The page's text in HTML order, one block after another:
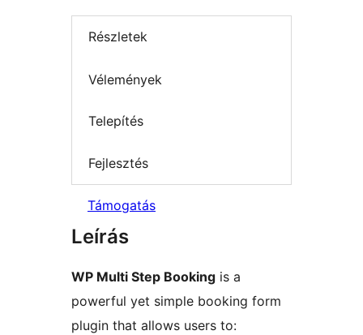
Részletek
Vélemények
Telepítés
Fejlesztés
Támogatás
Leírás
WP Multi Step Booking is a
powerful yet simple booking form
plugin that allows users to: